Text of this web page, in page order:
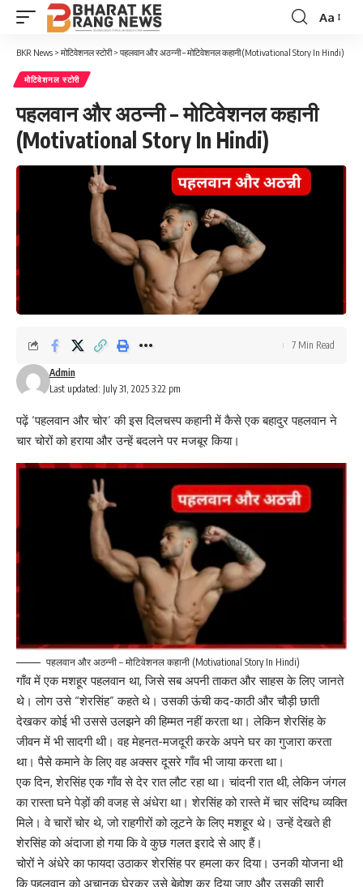
Font
Resizer
Aa
BKR News > मोटिवेशनल स्टोरी> पहलवान और अठन्नी – मोटिवेशनल कहानी (Motivational Story In Hindi)
मोटिवेशनल स्टोरी
पहलवान और अठन्नी – मोटिवेशनल कहानी
(Motivational Story In Hindi)
Last updated: July 31, 2025 3:22 pm
Admin
7 Min Read
पढ़ें ‘पहलवान और चोर’ की इस दिलचस्प कहानी में कैसे एक बहादुर पहलवान ने
चार चोरों को हराया और उन्हें बदलने पर मजबूर किया।
पहलवान और अठन्नी – मोटिवेशनल कहानी (Motivational Story In Hindi)
गाँव में एक मशहूर पहलवान था, जिसे सब अपनी ताकत और साहस के लिए जानते
थे। लोग उसे “शेरसिंह” कहते थे। उसकी ऊंची कद-काठी और चौड़ी छाती
देखकर कोई भी उससे उलझने की हिम्मत नहीं करता था। लेकिन शेरसिंह के
जीवन में भी सादगी थी। वह मेहनत-मजदूरी करके अपने घर का गुजारा करता
था। पैसे कमाने के लिए वह अक्सर दूसरे गाँव भी जाया करता था।
एक दिन, शेरसिंह एक गाँव से देर रात लौट रहा था। चांदनी रात थी, लेकिन जंगल
का रास्ता घने पेड़ों की वजह से अंधेरा था। शेरसिंह को रास्ते में चार संदिग्ध व्यक्ति
मिले। वे चारों चोर थे, जो राहगीरों को लूटने के लिए मशहूर थे। उन्हें देखते ही
शेरसिंह को अंदाजा हो गया कि वे कुछ गलत इरादे से आए हैं।
चोरों ने अंधेरे का फायदा उठाकर शेरसिंह पर हमला कर दिया। उनकी योजना थी
कि पहलवान को अचानक घेरकर उसे बेहोश कर दिया जाए और उसकी सारी